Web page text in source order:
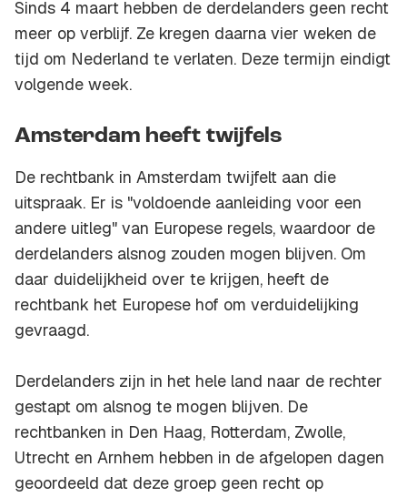
Sinds 4 maart hebben de derdelanders geen recht
meer op verblijf. Ze kregen daarna vier weken de
tijd om Nederland te verlaten. Deze termijn eindigt
volgende week.
Amsterdam heeft twijfels
De rechtbank in Amsterdam twijfelt aan die
uitspraak. Er is "voldoende aanleiding voor een
andere uitleg" van Europese regels, waardoor de
derdelanders alsnog zouden mogen blijven. Om
daar duidelijkheid over te krijgen, heeft de
rechtbank het Europese hof om verduidelijking
gevraagd.
Derdelanders zijn in het hele land naar de rechter
gestapt om alsnog te mogen blijven. De
rechtbanken in Den Haag, Rotterdam, Zwolle,
Utrecht en Arnhem hebben in de afgelopen dagen
geoordeeld dat deze groep geen recht op